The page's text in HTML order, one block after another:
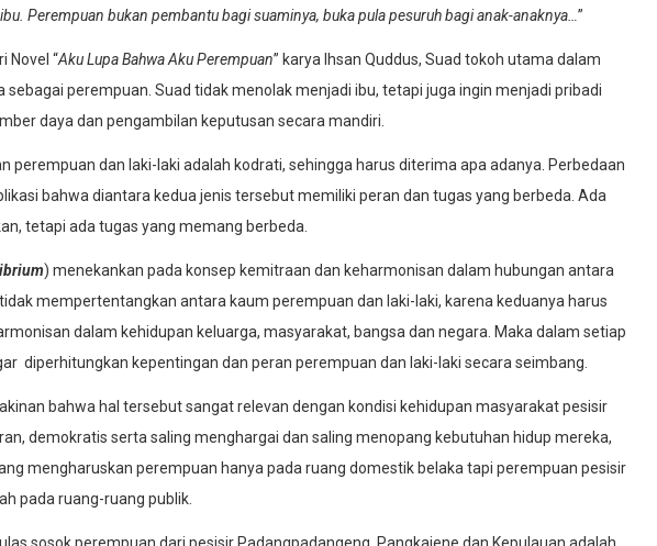
Perempuan bukan pembantu bagi suaminya, buka pula pesuruh bagi anak-anaknya… ”
Novel “Aku Lupa Bahwa Aku Perempuan” karya Ihsan Quddus, Suad tokoh utama dalam
perempuan. Suad tidak menolak menjadi ibu, tetapi juga ingin menjadi pribadi
daya dan pengambilan keputusan secara mandiri.
perempuan dan laki-laki adalah kodrati, sehingga harus diterima apa adanya. Perbedaan
bahwa diantara kedua jenis tersebut memiliki peran dan tugas yang berbeda. Ada
tetapi ada tugas yang memang berbeda.
) menekankan pada konsep kemitraan dan keharmonisan dalam hubungan antara
mempertentangkan antara kaum perempuan dan laki-laki, karena keduanya harus
dalam kehidupan keluarga, masyarakat, bangsa dan negara. Maka dalam setiap
diperhitungkan kepentingan dan peran perempuan dan laki-laki secara seimbang.
bahwa hal tersebut sangat relevan dengan kondisi kehidupan masyarakat pesisir
demokratis serta saling menghargai dan saling menopang kebutuhan hidup mereka,
mengharuskan perempuan hanya pada ruang domestik belaka tapi perempuan pesisir
pada ruang-ruang publik.